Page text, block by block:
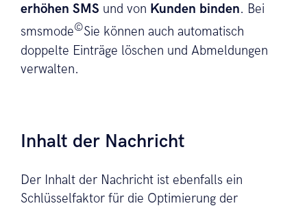
erhöhen SMS und von Kunden binden. Bei
smsmode©Sie können auch automatisch
doppelte Einträge löschen und Abmeldungen
verwalten.
Inhalt der Nachricht
Der Inhalt der Nachricht ist ebenfalls ein
Schlüsselfaktor für die Optimierung der